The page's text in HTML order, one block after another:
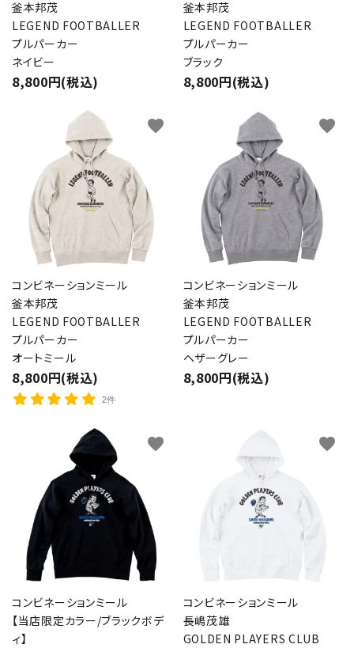
釜本邦茂
LEGEND FOOTBALLER
プルパーカー
ネイビー
8,800円(税込)
釜本邦茂
LEGEND FOOTBALLER
プルパーカー
ブラック
8,800円(税込)
コンビネーションミール
釜本邦茂
LEGEND FOOTBALLER
プルパーカー
オートミール
8,800円(税込)
2件
favorite
コンビネーションミール
釜本邦茂
LEGEND FOOTBALLER
プルパーカー
ヘザーグレー
8,800円(税込)
favorite
コンビネーションミール
【当店限定カラー/ブラックボデ
ィ】
favorite
コンビネーションミール
長嶋茂雄
GOLDEN PLAYERS CLUB
favorite